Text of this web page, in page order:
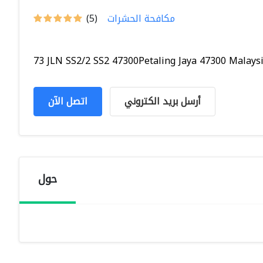
(5) مكافحة الحشرات
73 JLN SS2/2 SS2 47300Petaling Jaya 47300
اتصل الآن أرسل بريد الكتروني
حول